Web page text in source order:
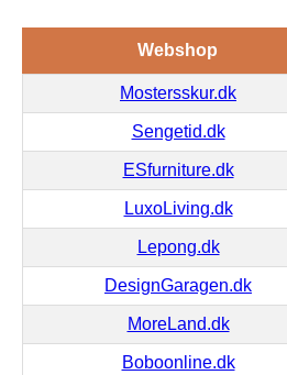
Webshop
Mostersskur.dk
Sengetid.dk
ESfurniture.dk
LuxoLiving.dk
Lepong.dk
DesignGaragen.dk
MoreLand.dk
Boboonline.dk